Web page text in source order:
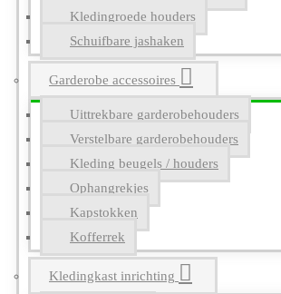
Kledingroede houders
Schuifbare jashaken
Garderobe accessoires
Uittrekbare garderobehouders
Verstelbare garderobehouders
Kleding beugels / houders
Ophangrekjes
Kapstokken
Kofferrek
Kledingkast inrichting